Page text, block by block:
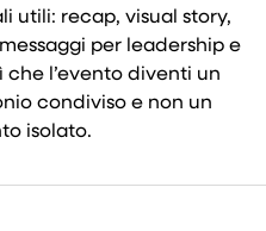
utili: recap, visual story,
per leadership e
che l’evento diventi un
condiviso e non un
isolato.